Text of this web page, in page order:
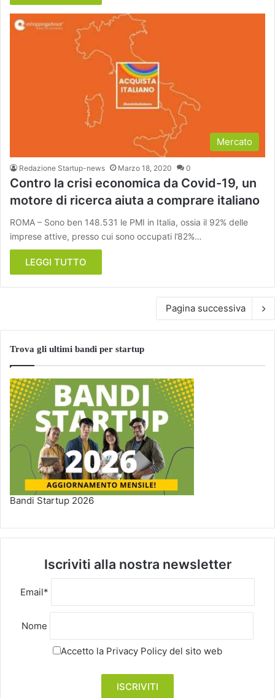
Mercato
Redazione Startup-news Marzo 18, 2020 0
Contro la crisi economica da Covid-19, un
motore di ricerca aiuta a comprare italiano
ROMA – Sono ben 148.531 le PMI in Italia, ossia il 92% delle
imprese attive, presso cui sono occupati l’82%…
LEGGI TUTTO
Pagina successiva
Trova gli ultimi bandi per startup
Bandi Startup 2026
Iscriviti alla nostra newsletter
Email*
Nome
Accetto la Privacy Policy del sito web